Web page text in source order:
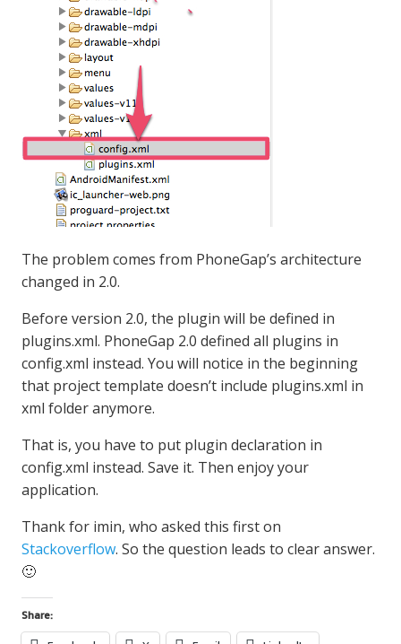
The problem comes from PhoneGap’s architecture
changed in 2.0.
Before version 2.0, the plugin will be defined in
plugins.xml. PhoneGap 2.0 defined all plugins in
config.xml instead. You will notice in the beginning
that project template doesn’t include plugins.xml in
xml folder anymore.
That is, you have to put plugin declaration in
config.xml instead. Save it. Then enjoy your
application.
Thank for imin, who asked this first on
Stackoverflow. So the question leads to clear answer.
🙂
Share: